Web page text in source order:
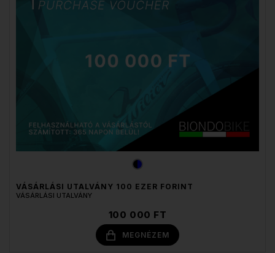
VÁSÁRLÁSI UTALVÁNY 100 EZER FORINT
VÁSÁRLÁSI UTALVÁNY
100 000 FT
MEGNÉZEM